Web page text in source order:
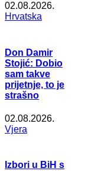
02.08.2026.
Hrvatska
Don Damir
Stojić: Dobio
sam takve
prijetnje, to je
strašno
02.08.2026.
Vjera
Izbori u BiH s